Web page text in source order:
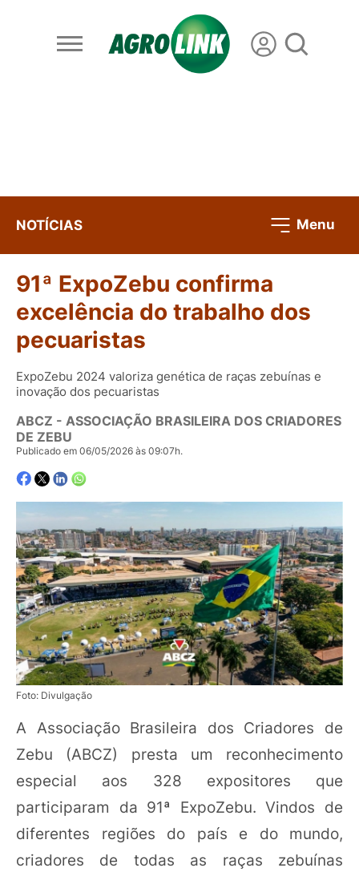
NOTÍCIAS Menu
91ª ExpoZebu confirma
excelência do trabalho dos
pecuaristas
ExpoZebu 2024 valoriza genética de raças zebuínas e
inovação dos pecuaristas
ABCZ - ASSOCIAÇÃO BRASILEIRA DOS CRIADORES
DE ZEBU
Publicado em 06/05/2026 às 09:07h.
Foto: Divulgação
A Associação Brasileira dos Criadores de
Zebu (ABCZ) presta um reconhecimento
especial aos 328 expositores que
participaram da 91ª ExpoZebu. Vindos de
diferentes regiões do país e do mundo,
criadores de todas as raças zebuínas